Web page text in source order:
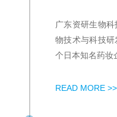
广东资研生物
物技术与科技
个日本知名药妆
READ MORE >>